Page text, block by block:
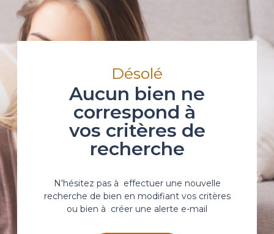
Désolé
Aucun bien ne
correspond à
vos critères de
recherche
N'hésitez pas à effectuer une nouvelle
recherche de bien en modifiant vos critères
ou bien à créer une alerte e-mail